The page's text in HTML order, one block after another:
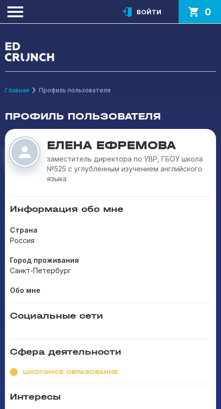
ВОЙТИ 0
Главная Профиль пользователя
ПРОФИЛЬ ПОЛЬЗОВАТЕЛЯ
ЕЛЕНА ЕФРЕМОВА
заместитель директора по УВР, ГБОУ школа
№525 с углубленным изучением английского
языка
Информация обо мне
Страна
Россия
Город проживания
Санкт-Петербург
Обо мне
Социальные сети
Сфера деятельности
ШКОЛЬНОЕ ОБРАЗОВАНИЕ
Интересы